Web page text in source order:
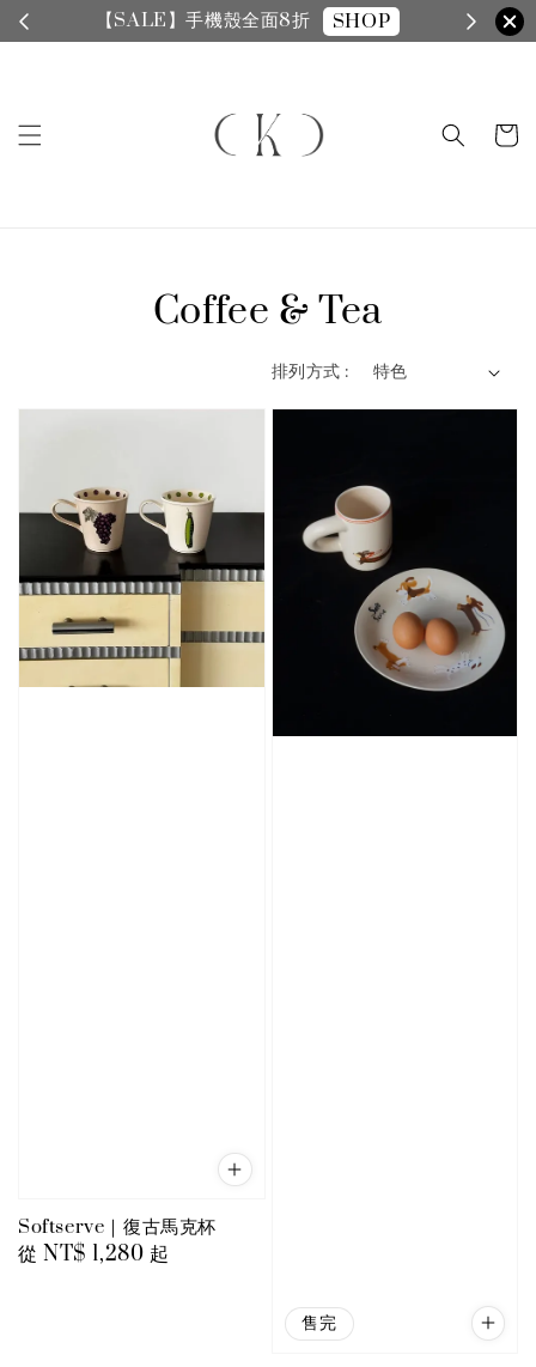
【SALE】手機殼全面8折 SHOP
Coffee & Tea
排列方式 :
Softserve｜復古馬克杯
Regular
從NT$ 1,280 起
售完